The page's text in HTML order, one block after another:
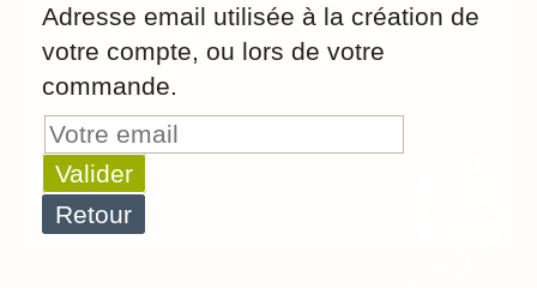
Adresse email utilisée à la création de
votre compte, ou lors de votre
commande.
Valider
Retour